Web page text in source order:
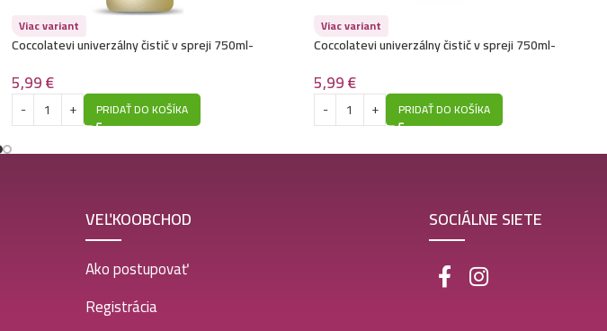
Viac variant
Coccolatevi univerzálny čistič v spreji 750ml-
5,99€
PRIDAŤ DO KOŠÍKA
Viac variant
Coccolatevi univerzálny čistič v spreji 750ml-
5,99€
PRIDAŤ DO KOŠÍKA
VEĽKOOBCHOD
Ako postupovať
Registrácia
SOCIÁLNE SIETE